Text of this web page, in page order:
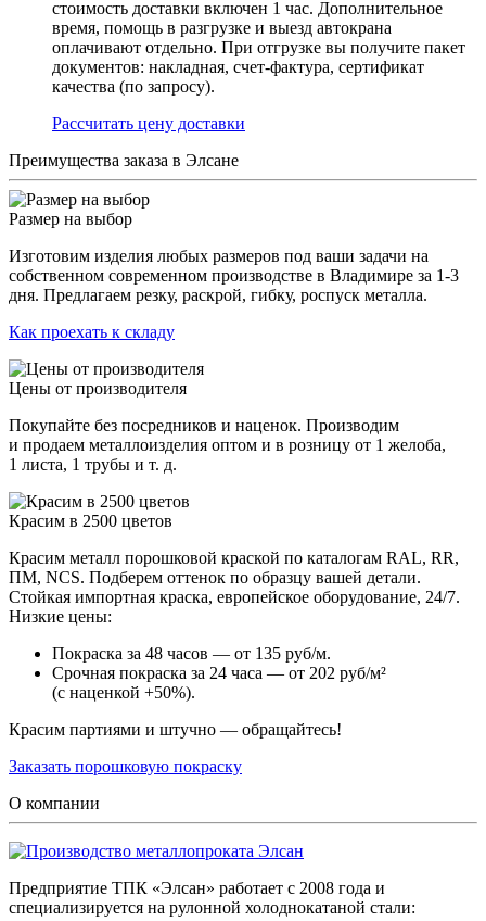
стоимость доставки включен 1 час. Дополнительное
время, помощь в разгрузке и выезд автокрана
оплачивают отдельно. При отгрузке вы получите пакет
документов: накладная, счет-фактура, сертификат
качества (по запросу).
Раcсчитать цену доставки
Преимущества заказа в Элсане
Размер на выбор
Изготовим изделия любых размеров под ваши задачи на
собственном современном производстве в Владимире за 1-3
дня. Предлагаем резку, раскрой, гибку, роспуск металла.
Как проехать к складу
Цены от производителя
Покупайте без посредников и наценок. Производим
и продаем металлоизделия оптом и в розницу от 1 желоба,
1 листа, 1 трубы и т. д.
Красим в 2500 цветов
Красим металл порошковой краской по каталогам RAL, RR,
ПМ, NCS. Подберем оттенок по образцу вашей детали.
Стойкая импортная краска, европейское оборудование, 24/7.
Низкие цены:
Покраска за 48 часов — от 135 руб/м.
Срочная покраска за 24 часа — от 202 руб/м²
(с наценкой +50%).
Красим партиями и штучно — обращайтесь!
Заказать порошковую покраску
О компании
Предприятие ТПК «Элсан» работает с 2008 года и
специализируется на рулонной холоднокатаной стали: